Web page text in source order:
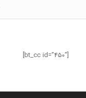
[bt_cc id=”450″]